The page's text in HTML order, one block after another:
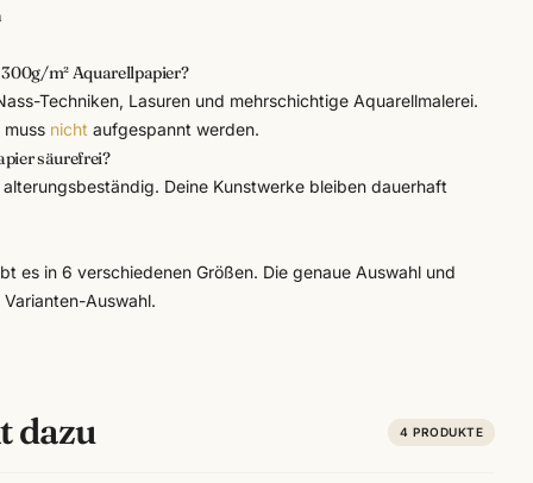
m² Aquarellpapier?
Techniken, Lasuren und mehrschichtige Aquarellmalerei.
muss nicht aufgespannt werden.
säurefrei?
Deine Kunstwerke bleiben dauerhaft
es in 6 verschiedenen Größen. Die genaue Auswahl und
Auswahl.
dazu 4 PRODUKTE